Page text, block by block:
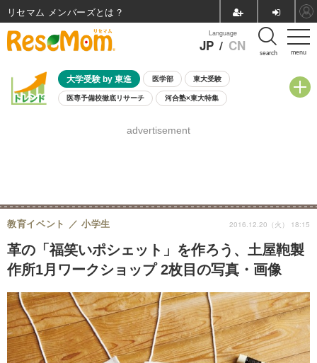
menu
Language
JP / CN search
大学受験 by 東進 医学部 東大受験
医専予備校徹底リサーチ 河合塾×東大特集
8月開催学校説明会・相談会
advertisement
革の「福笑いポシェット」を作ろう、土屋鞄製
作所1月ワークショップ 2枚目の写真・画像
教育イベント 小学生 2016.12.20（火） 18:15
リセマム メンバーズ